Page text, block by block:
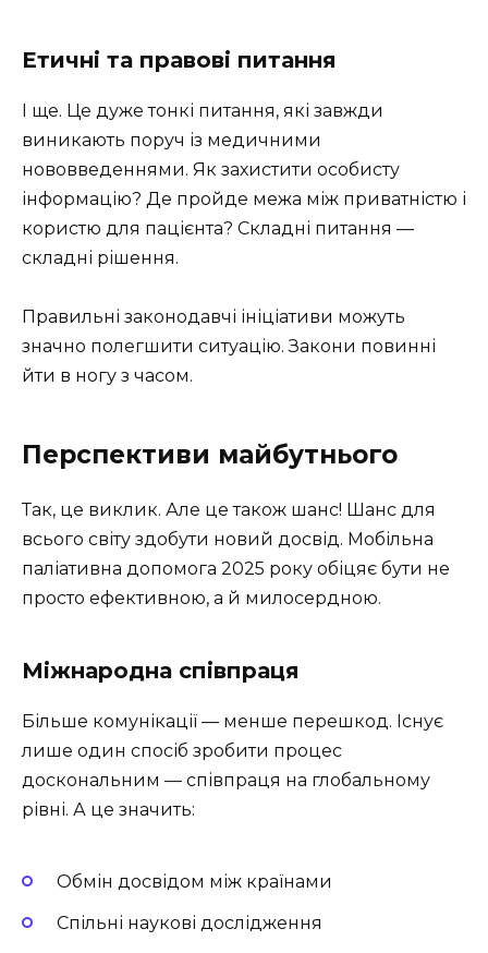
Етичні та правові питання
І ще. Це дуже тонкі питання, які завжди
виникають поруч із медичними
нововведеннями. Як захистити особисту
інформацію? Де пройде межа між приватністю і
користю для пацієнта? Складні питання —
складні рішення.
Правильні законодавчі ініціативи можуть
значно полегшити ситуацію. Закони повинні
йти в ногу з часом.
Перспективи майбутнього
Так, це виклик. Але це також шанс! Шанс для
всього світу здобути новий досвід. Мобільна
паліативна допомога 2025 року обіцяє бути не
просто ефективною, а й милосердною.
Міжнародна співпраця
Більше комунікації — менше перешкод. Існує
лише один спосіб зробити процес
доскональним — співпраця на глобальному
рівні. А це значить:
Обмін досвідом між країнами
Спільні наукові дослідження